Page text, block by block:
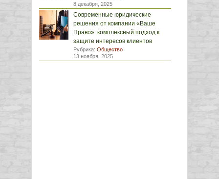
8 декабря, 2025
Современные юридические
решения от компании «Ваше
Право»: комплексный подход к
защите интересов клиентов
Рубрика: Общество
13 ноября, 2025